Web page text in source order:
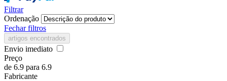
Filtrar
Ordenação
Fechar filtros
artigos encontrados
Envio imediato
Preço
de 6.9 para 6.9
Fabricante